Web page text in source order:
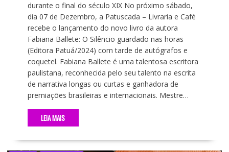
durante o final do século XIX No próximo sábado,
dia 07 de Dezembro, a Patuscada – Livraria e Café
recebe o lançamento do novo livro da autora
Fabiana Ballete: O Silêncio guardado nas horas
(Editora Patuá/2024) com tarde de autógrafos e
coquetel. Fabiana Ballete é uma talentosa escritora
paulistana, reconhecida pelo seu talento na escrita
de narrativa longas ou curtas e ganhadora de
premiações brasileiras e internacionais. Mestre…
LEIA MAIS